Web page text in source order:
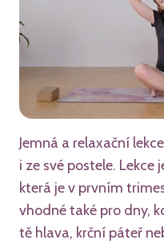
Jemná a relaxační
i ze své postele.
která je v prvním
vhodné také pro dny,
tě hlava, krční páteř